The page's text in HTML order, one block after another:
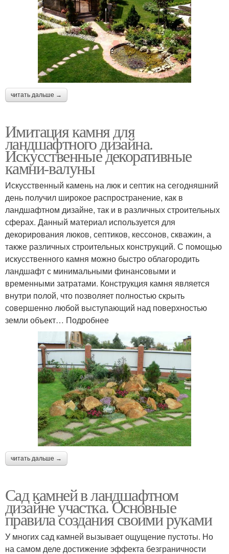
читать дальше →
Имитация камня для
ландшафтного дизайна.
Искусственные декоративные
камни-валуны
Искусственный камень на люк и септик на сегодняшний
день получил широкое распространение, как в
ландшафтном дизайне, так и в различных строительных
сферах. Данный материал используется для
декорирования люков, септиков, кессонов, скважин, а
также различных строительных конструкций. С помощью
искусственного камня можно быстро облагородить
ландшафт с минимальными финансовыми и
временными затратами. Конструкция камня является
внутри полой, что позволяет полностью скрыть
совершенно любой выступающий над поверхностью
земли объект… Подробнее
читать дальше →
Сад камней в ландшафтном
дизайне участка. Основные
правила создания своими руками
У многих сад камней вызывает ощущение пустоты. Но
на самом деле достижение эффекта безграничности